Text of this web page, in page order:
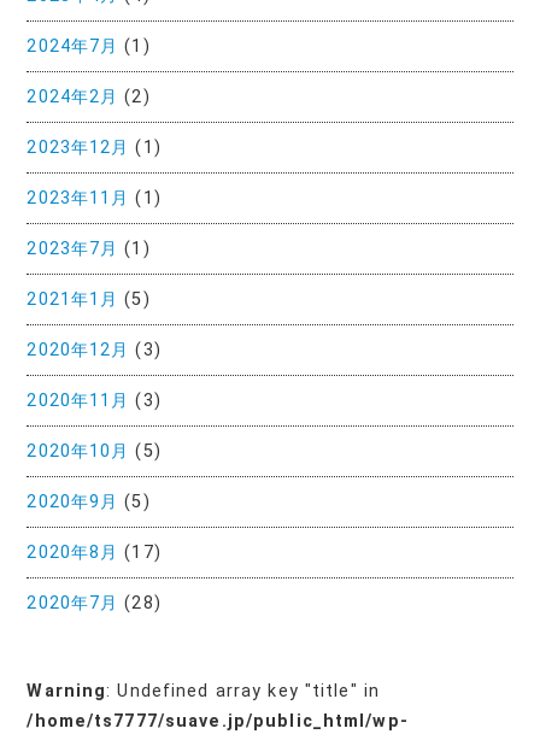
2024年7月 (1)
2024年2月 (2)
2023年12月 (1)
2023年11月 (1)
2023年7月 (1)
2021年1月 (5)
2020年12月 (3)
2020年11月 (3)
2020年10月 (5)
2020年9月 (5)
2020年8月 (17)
2020年7月 (28)
Warning: Undefined array key "title" in
/home/ts7777/suave.jp/public_html/wp-